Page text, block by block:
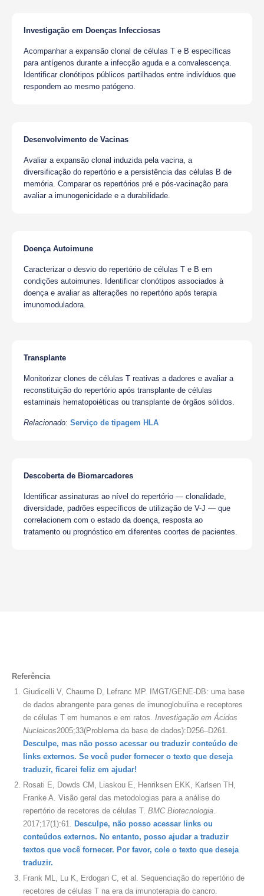
Investigação em Doenças Infecciosas
Acompanhar a expansão clonal de células T e B específicas
para antígenos durante a infecção aguda e a convalescença.
Identificar clonótipos públicos partilhados entre indivíduos que
respondem ao mesmo patógeno.
Desenvolvimento de Vacinas
Avaliar a expansão clonal induzida pela vacina, a
diversificação do repertório e a persistência das células B de
memória. Comparar os repertórios pré e pós-vacinação para
avaliar a imunogenicidade e a durabilidade.
Doença Autoimune
Caracterizar o desvio do repertório de células T e B em
condições autoimunes. Identificar clonótipos associados à
doença e avaliar as alterações no repertório após terapia
imunomoduladora.
Transplante
Monitorizar clones de células T reativas a dadores e avaliar a
reconstituição do repertório após transplante de células
estaminais hematopoiéticas ou transplante de órgãos sólidos.
Relacionado: Serviço de tipagem HLA
Descoberta de Biomarcadores
Identificar assinaturas ao nível do repertório — clonalidade,
diversidade, padrões específicos de utilização de V-J — que
correlacionem com o estado da doença, resposta ao
tratamento ou prognóstico em diferentes coortes de pacientes.
Referência
Giudicelli V, Chaume D, Lefranc MP. IMGT/GENE-DB: uma base
de dados abrangente para genes de imunoglobulina e receptores
de células T em humanos e em ratos. Investigação em Ácidos
Nucleicos2005;33(Problema da base de dados):D256–D261.
Desculpe, mas não posso acessar ou traduzir conteúdo de
links externos. Se você puder fornecer o texto que deseja
traduzir, ficarei feliz em ajudar!
Rosati E, Dowds CM, Liaskou E, Henriksen EKK, Karlsen TH,
Franke A. Visão geral das metodologias para a análise do
repertório de recetores de células T. BMC Biotecnologia.
2017;17(1):61. Desculpe, não posso acessar links ou
conteúdos externos. No entanto, posso ajudar a traduzir
textos que você fornecer. Por favor, cole o texto que deseja
traduzir.
Frank ML, Lu K, Erdogan C, et al. Sequenciação do repertório de
recetores de células T na era da imunoterapia do cancro.